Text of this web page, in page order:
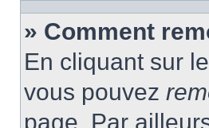
» Comment
En cliquant sur
vous pouvez
page. Par